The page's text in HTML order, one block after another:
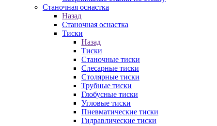
Станочная оснастка
Назад
Станочная оснастка
Тиски
Назад
Тиски
Станочные тиски
Слесарные тиски
Столярные тиски
Трубные тиски
Глобусные тиски
Угловые тиски
Пневматические тиски
Гидравлические тиски